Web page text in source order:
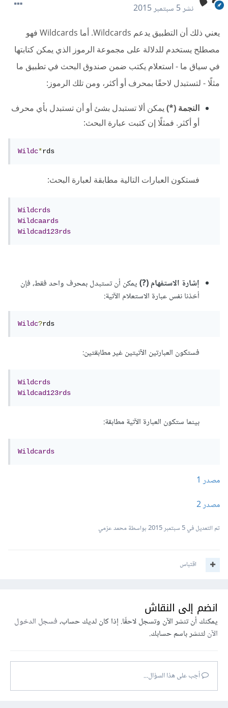
نشر5 سبتمبر 2015
يعني ذلك أن التطبيق يدعم Wildcards. أما Wildcards فهو
مصطلح يستخدم للدلالة على مجموعة الرموز الذي يمكن كتابتها
في سياق ما - استعلام يكتب ضمن صندوق البحث في تطبيق ما
مثلًا - لتستبدل لاحقًا بمحرف أو أكثر، ومن تلك الرموز:
النجمة (*)يمكن ألا تستبدل بشئ أو أن تستبدل بأي محرف
أو أكثر. فمثلًا إن كتبت عبارة البحث:
Wildc*rds
فستكون العبارات التالية مطابقة لعبارة البحث:
Wildcrds
Wildcaards
Wildcad123rds
إشارة الاستفهام (?)يمكن أن تستبدل بمحرف واحد فقط، فإن
أخذنا نفس عبارة الاستعلام الآتية:
Wildc?rds
فستكون العبارتين الآتيتين غير مطابقتين:
Wildcrds
Wildcad123rds
بينما ستكون العبارة الآتية مطابقة:
Wildcards
مصدر 1
مصدر 2
تم التعديل في5 سبتمبر 2015 بواسطة محمد عزمي
اقتباس
انضم إلى النقاش
يمكنك أن تنشر الآن وتسجل لاحقًا. إذا كان لديك حساب،فسجل الدخول
الآنلتنشر باسم حسابك.
أجب على هذا السؤال...